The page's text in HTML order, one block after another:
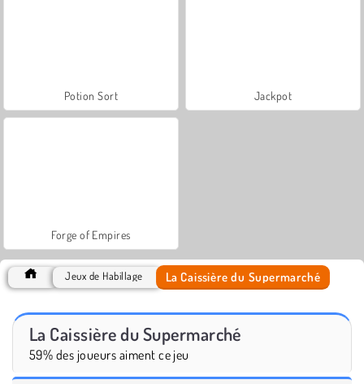
Potion Sort Jackpot
Forge of Empires
Jeux de Habillage La Caissière du Supermarché
La Caissière du Supermarché
59% des joueurs aiment ce jeu